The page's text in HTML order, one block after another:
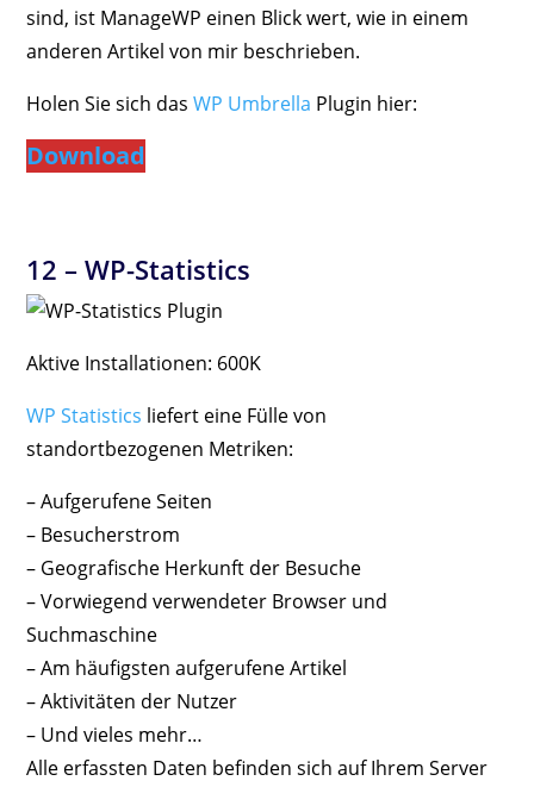
sind, ist ManageWP einen Blick wert, wie in einem
anderen Artikel von mir beschrieben.
Holen Sie sich dasWP Umbrella Plugin hier:
Download
12 –WP-Statistics
Aktive Installationen: 600K
WP Statistics liefert eine Fülle von
standortbezogenen Metriken:
– Aufgerufene Seiten
– Besucherstrom
– Geografische Herkunft der Besuche
– Vorwiegend verwendeter Browser und
Suchmaschine
– Am häufigsten aufgerufene Artikel
– Aktivitäten der Nutzer
– Und vieles mehr…
Alle erfassten Daten befinden sich auf Ihrem Server